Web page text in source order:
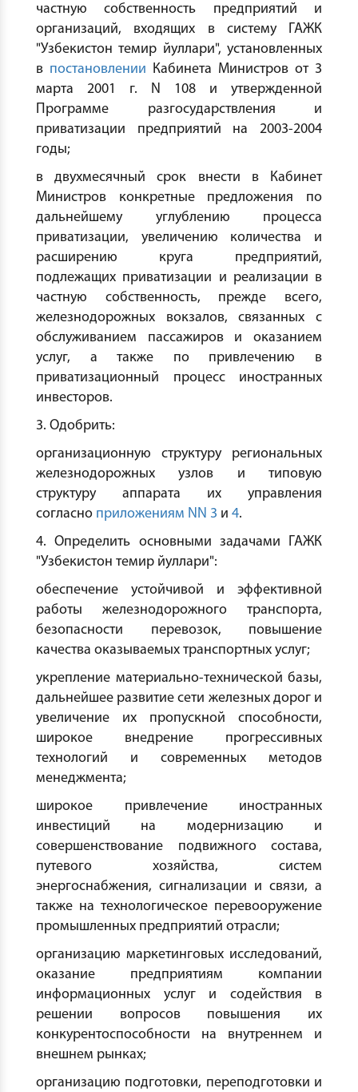
частную собственность предприятий и
организаций, входящих в систему ГАЖК
"Узбекистон темир йуллари", установленных
в постановлении Кабинета Министров от 3
марта 2001 г. N 108 и утвержденной
Программе разгосударствления и
приватизации предприятий на 2003-2004
годы;
в двухмесячный срок внести в Кабинет
Министров конкретные предложения по
дальнейшему углублению процесса
приватизации, увеличению количества и
расширению круга предприятий,
подлежащих приватизации и реализации в
частную собственность, прежде всего,
железнодорожных вокзалов, связанных с
обслуживанием пассажиров и оказанием
услуг, а также по привлечению в
приватизационный процесс иностранных
инвесторов.
3. Одобрить:
организационную структуру региональных
железнодорожных узлов и типовую
структуру аппарата их управления
согласно приложениям NN 3 и 4.
4. Определить основными задачами ГАЖК
"Узбекистон темир йуллари":
обеспечение устойчивой и эффективной
работы железнодорожного транспорта,
безопасности перевозок, повышение
качества оказываемых транспортных услуг;
укрепление материально-технической базы,
дальнейшее развитие сети железных дорог и
увеличение их пропускной способности,
широкое внедрение прогрессивных
технологий и современных методов
менеджмента;
широкое привлечение иностранных
инвестиций на модернизацию и
совершенствование подвижного состава,
путевого хозяйства, систем
энергоснабжения, сигнализации и связи, а
также на технологическое перевооружение
промышленных предприятий отрасли;
организацию маркетинговых исследований,
оказание предприятиям компании
информационных услуг и содействия в
решении вопросов повышения их
конкурентоспособности на внутреннем и
внешнем рынках;
организацию подготовки, переподготовки и